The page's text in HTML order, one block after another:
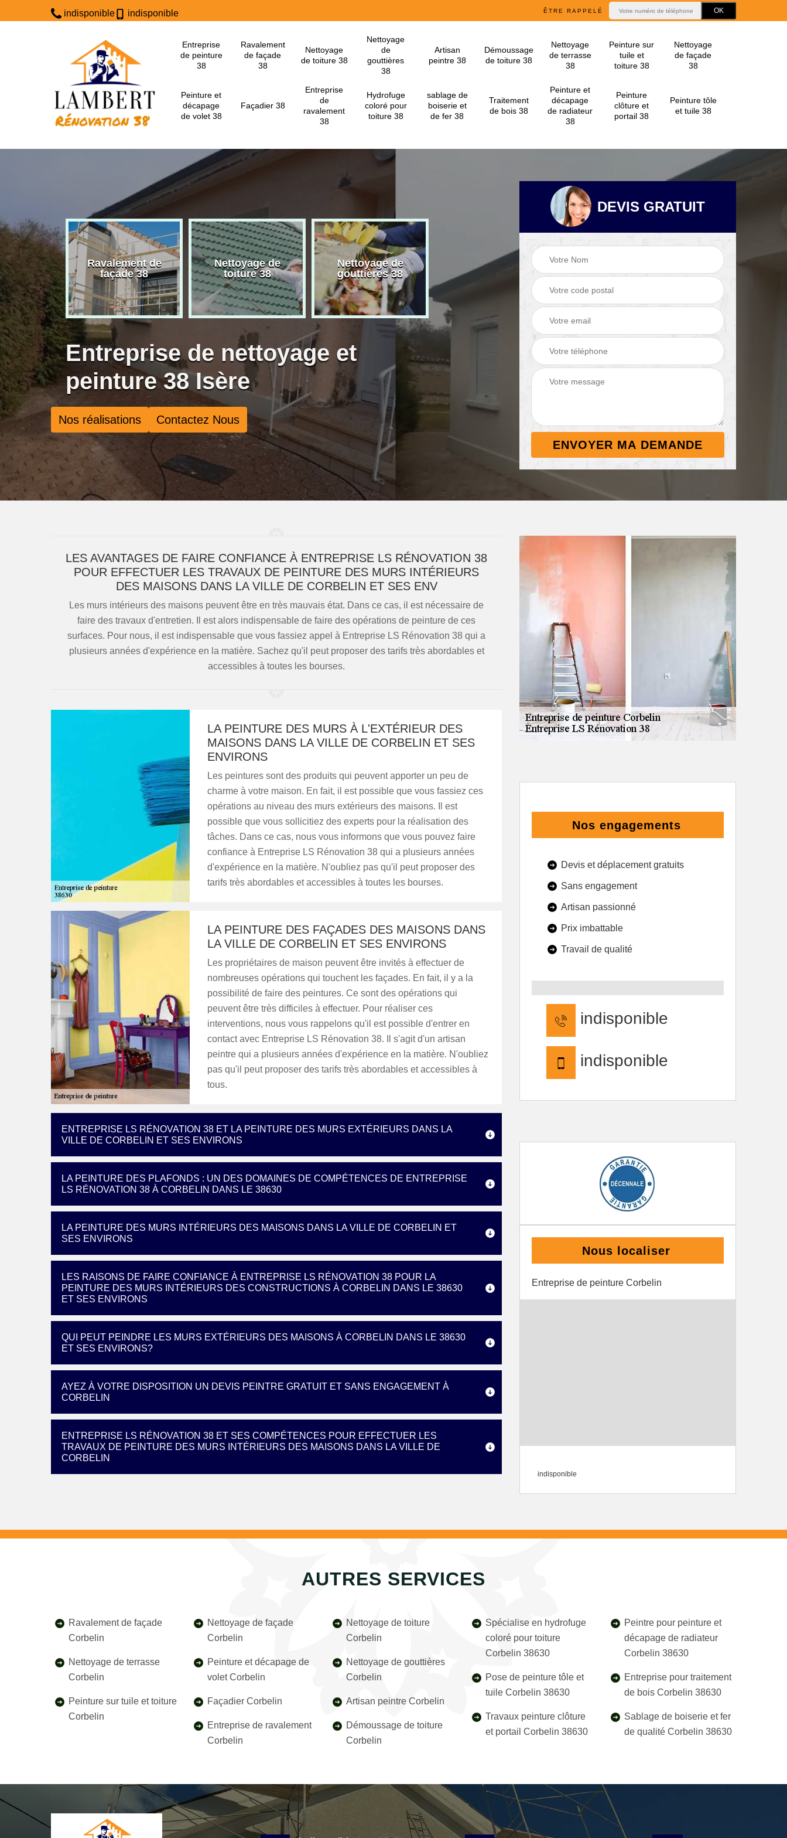
indisponible indisponible ÊTRE RAPPELÉ
Entreprise
de peinture
38
Ravalement
de façade
38
Nettoyage
de toiture 38
Nettoyage
de
gouttières
38
Artisan
peintre 38
Démoussage
de toiture 38
Nettoyage
de terrasse
38
Peinture sur
tuile et
toiture 38
Nettoyage
de façade
38
Peinture et
décapage
de volet 38
Façadier 38
Entreprise
de
ravalement
38
Hydrofuge
coloré pour
toiture 38
sablage de
boiserie et
de fer 38
Traitement
de bois 38
Peinture et
décapage
de radiateur
38
Peinture
clôture et
portail 38
Peinture tôle
et tuile 38
de
38
Ravalement de
façade 38
Nettoyage de
toiture 38
Nettoyage de
gouttières 38
Artisan peintre 38
Démoussage de
toiture 38
Nettoyage de
terrasse 38
Entreprise de nettoyage et
peinture 38 Isère
Nos réalisations Contactez Nous
DEVIS GRATUIT
LES AVANTAGES DE FAIRE CONFIANCE À ENTREPRISE LS RÉNOVATION 38
POUR EFFECTUER LES TRAVAUX DE PEINTURE DES MURS INTÉRIEURS
DES MAISONS DANS LA VILLE DE CORBELIN ET SES ENV
Les murs intérieurs des maisons peuvent être en très mauvais état. Dans ce cas, il est nécessaire de
faire des travaux d'entretien. Il est alors indispensable de faire des opérations de peinture de ces
surfaces. Pour nous, il est indispensable que vous fassiez appel à Entreprise LS Rénovation 38 qui a
plusieurs années d'expérience en la matière. Sachez qu'il peut proposer des tarifs très abordables et
accessibles à toutes les bourses.
LA PEINTURE DES MURS À L'EXTÉRIEUR DES
MAISONS DANS LA VILLE DE CORBELIN ET SES
ENVIRONS
Les peintures sont des produits qui peuvent apporter un peu de
charme à votre maison. En fait, il est possible que vous fassiez ces
opérations au niveau des murs extérieurs des maisons. Il est
possible que vous sollicitiez des experts pour la réalisation des
tâches. Dans ce cas, nous vous informons que vous pouvez faire
confiance à Entreprise LS Rénovation 38 qui a plusieurs années
d'expérience en la matière. N'oubliez pas qu'il peut proposer des
tarifs très abordables et accessibles à toutes les bourses.
LA PEINTURE DES FAÇADES DES MAISONS DANS
LA VILLE DE CORBELIN ET SES ENVIRONS
Les propriétaires de maison peuvent être invités à effectuer de
nombreuses opérations qui touchent les façades. En fait, il y a la
possibilité de faire des peintures. Ce sont des opérations qui
peuvent être très difficiles à effectuer. Pour réaliser ces
interventions, nous vous rappelons qu'il est possible d'entrer en
contact avec Entreprise LS Rénovation 38. Il s'agit d'un artisan
peintre qui a plusieurs années d'expérience en la matière. N'oubliez
pas qu'il peut proposer des tarifs très abordables et accessibles à
tous.
ENTREPRISE LS RÉNOVATION 38 ET LA PEINTURE DES MURS EXTÉRIEURS DANS LA
VILLE DE CORBELIN ET SES ENVIRONS
LA PEINTURE DES PLAFONDS : UN DES DOMAINES DE COMPÉTENCES DE ENTREPRISE
LS RÉNOVATION 38 À CORBELIN DANS LE 38630
LA PEINTURE DES MURS INTÉRIEURS DES MAISONS DANS LA VILLE DE CORBELIN ET
SES ENVIRONS
LES RAISONS DE FAIRE CONFIANCE À ENTREPRISE LS RÉNOVATION 38 POUR LA
PEINTURE DES MURS INTÉRIEURS DES CONSTRUCTIONS À CORBELIN DANS LE 38630
ET SES ENVIRONS
QUI PEUT PEINDRE LES MURS EXTÉRIEURS DES MAISONS À CORBELIN DANS LE 38630
ET SES ENVIRONS?
AYEZ À VOTRE DISPOSITION UN DEVIS PEINTRE GRATUIT ET SANS ENGAGEMENT À
CORBELIN
ENTREPRISE LS RÉNOVATION 38 ET SES COMPÉTENCES POUR EFFECTUER LES
TRAVAUX DE PEINTURE DES MURS INTÉRIEURS DES MAISONS DANS LA VILLE DE
CORBELIN
Nos engagements
Devis et déplacement gratuits
Sans engagement
Artisan passionné
Prix imbattable
Travail de qualité
indisponible
indisponible
Nous localiser
Entreprise de peinture Corbelin
indisponible
AUTRES SERVICES
Ravalement de façade
Corbelin
Nettoyage de terrasse
Corbelin
Peinture sur tuile et toiture
Corbelin
Nettoyage de façade
Corbelin
Peinture et décapage de
volet Corbelin
Façadier Corbelin
Entreprise de ravalement
Corbelin
Nettoyage de toiture
Corbelin
Nettoyage de gouttières
Corbelin
Artisan peintre Corbelin
Démoussage de toiture
Corbelin
Spécialise en hydrofuge
coloré pour toiture
Corbelin 38630
Pose de peinture tôle et
tuile Corbelin 38630
Travaux peinture clôture
et portail Corbelin 38630
Peintre pour peinture et
décapage de radiateur
Corbelin 38630
Entreprise pour traitement
de bois Corbelin 38630
Sablage de boiserie et fer
de qualité Corbelin 38630